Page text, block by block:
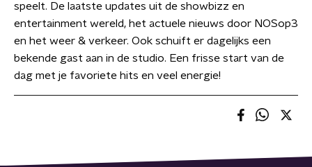
speelt. De laatste updates uit de showbizz en
entertainment wereld, het actuele nieuws door NOSop3
en het weer & verkeer. Ook schuift er dagelijks een
bekende gast aan in de studio. Een frisse start van de
dag met je favoriete hits en veel energie!